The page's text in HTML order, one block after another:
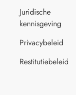
Juridische
kennisgeving
Privacybeleid
Restitutiebeleid